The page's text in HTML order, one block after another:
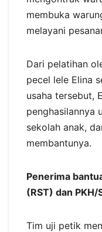
membuka
melayani
Dari pelatihan
pecel lele Elina
usaha tersebut,
penghasilannya
sekolah anak,
membantunya.
Penerima
(RST) dan PKH/
Tim uji petik